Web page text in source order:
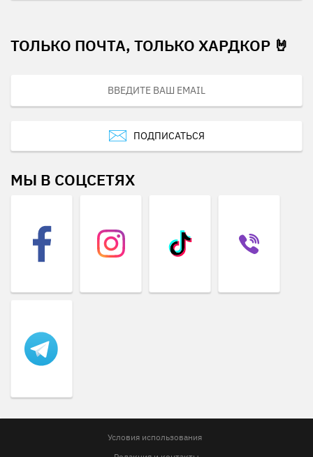
ТОЛЬКО ПОЧТА, ТОЛЬКО ХАРДКОР 🤘
ПОДПИСАТЬСЯ
МЫ В СОЦСЕТЯХ
Условия использования